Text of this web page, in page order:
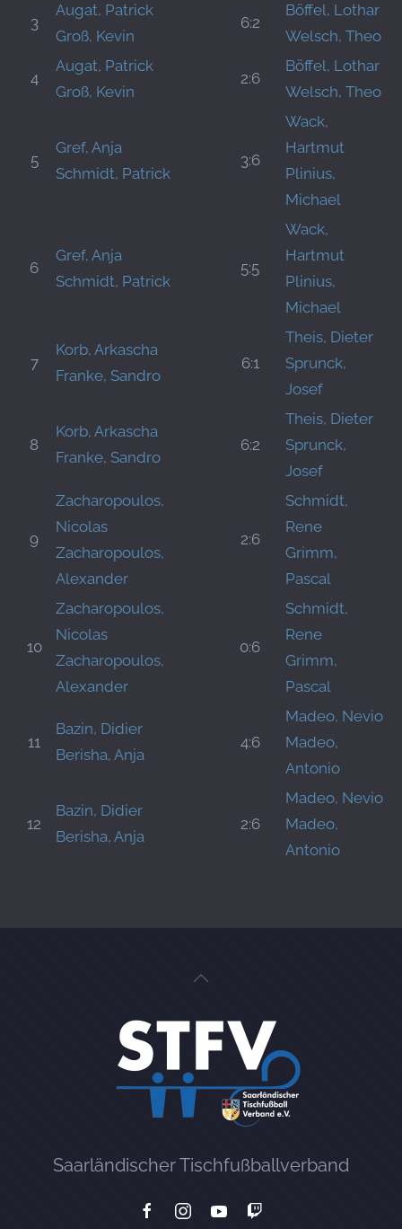
3
Augat, Patrick
Groß, Kevin
6:2
Böffel, Lothar
Welsch, Theo
4
Augat, Patrick
Groß, Kevin
2:6
Böffel, Lothar
Welsch, Theo
5
Gref, Anja
Schmidt, Patrick
3:6
Wack,
Hartmut
Plinius,
Michael
6
Gref, Anja
Schmidt, Patrick
5:5
Wack,
Hartmut
Plinius,
Michael
7
Korb, Arkascha
Franke, Sandro
6:1
Theis, Dieter
Sprunck,
Josef
8
Korb, Arkascha
Franke, Sandro
6:2
Theis, Dieter
Sprunck,
Josef
9
Zacharopoulos,
Nicolas
Zacharopoulos,
Alexander
2:6
Schmidt,
Rene
Grimm,
Pascal
10
Zacharopoulos,
Nicolas
Zacharopoulos,
Alexander
0:6
Schmidt,
Rene
Grimm,
Pascal
11
Bazin, Didier
Berisha, Anja
4:6
Madeo, Nevio
Madeo,
Antonio
12
Bazin, Didier
Berisha, Anja
2:6
Madeo, Nevio
Madeo,
Antonio
Saarländischer Tischfußballverband